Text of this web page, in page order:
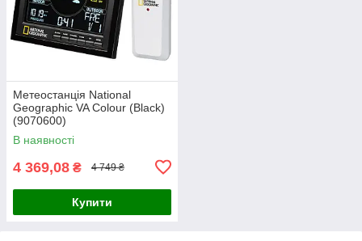
Метеостанція National
Geographic VA Colour (Black)
(9070600)
В наявності
4 369,08 ₴ 4 749 ₴
Купити